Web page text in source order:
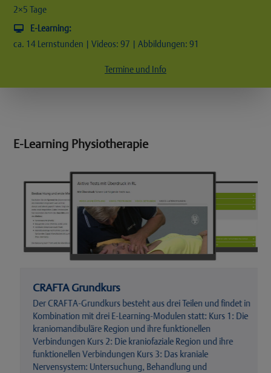
2×5 Tage
E-Learning:
ca. 14 Lernstunden | Videos: 97 | Abbildungen: 91
Termine und Info
E-Learning Physiotherapie
the
arrow
keys
navigation
buttons
CRAFTA Grundkurs
Der CRAFTA-Grundkurs besteht aus drei Teilen und findet in
Kombination mit drei E-Learning-Modulen statt: Kurs 1: Die
kraniomandibuläre Region und ihre funktionellen
Verbindungen Kurs 2: Die kraniofaziale Region und ihre
funktionellen Verbindungen Kurs 3: Das kraniale
Nervensystem: Untersuchung, Behandlung und